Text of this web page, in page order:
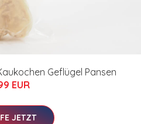
Geflügel Pansen
EUR
JETZT